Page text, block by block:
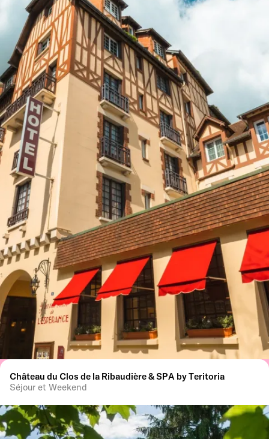
Château du Clos de la Ribaudière & SPA by Teritoria
Séjour et Weekend